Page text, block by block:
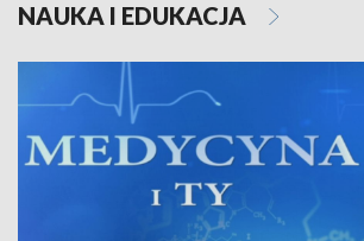
NAUKA I EDUKACJA